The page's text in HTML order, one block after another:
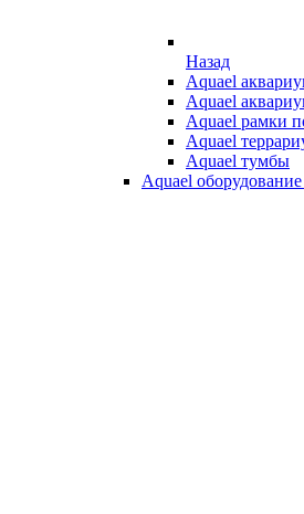
Назад
Aquael
Aquael
Aquael рамки
Aquael
Aquael тумбы
Aquael